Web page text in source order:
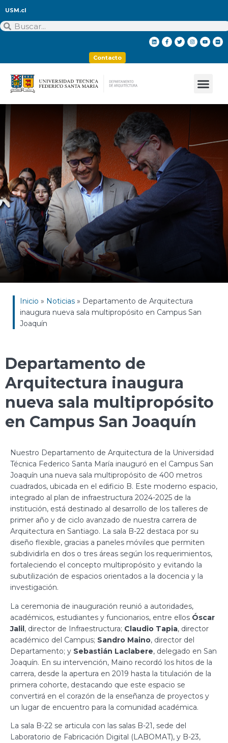
USM.cl
Contacto
Inicio » Noticias » Departamento de Arquitectura
inaugura nueva sala multipropósito en Campus San
Joaquín
Departamento de
Arquitectura inaugura
nueva sala multipropósito
en Campus San Joaquín
Nuestro Departamento de Arquitectura de la Universidad
Técnica Federico Santa María inauguró en el Campus San
Joaquín una nueva sala multipropósito de 400 metros
cuadrados, ubicada en el edificio B. Este moderno espacio,
integrado al plan de infraestructura 2024-2025 de la
institución, está destinado al desarrollo de los talleres de
primer año y de ciclo avanzado de nuestra carrera de
Arquitectura en Santiago. La sala B-22 destaca por su
diseño flexible, gracias a paneles móviles que permiten
subdividirla en dos o tres áreas según los requerimientos,
fortaleciendo el concepto multipropósito y evitando la
subutilización de espacios orientados a la docencia y la
investigación.
La ceremonia de inauguración reunió a autoridades,
académicos, estudiantes y funcionarios, entre ellos Óscar
Jalil, director de Infraestructura; Claudio Tapia, director
académico del Campus; Sandro Maino, director del
Departamento; y Sebastián Laclabere, delegado en San
Joaquín. En su intervención, Maino recordó los hitos de la
carrera, desde la apertura en 2019 hasta la titulación de la
primera cohorte, destacando que este espacio se
convertirá en el corazón de la enseñanza de proyectos y
un lugar de encuentro para la comunidad académica.
La sala B-22 se articula con las salas B-21, sede del
Laboratorio de Fabricación Digital (LABOMAT), y B-23,